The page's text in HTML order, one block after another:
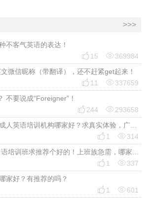
>>>
不客气英语的表达！
 15 369984
微信昵称（带翻译），还不赶紧get起来！
 11 337659
不要说成“Foreigner”！
 244 293658
想给职场充电，郑州的成人英语培训机构哪家好？求真实体验，广告勿扰，感谢！
 1 314
2026年在线商务英语口语培训班求推荐个好的！上班族急需，哪家好？
 1 337
家好？有推荐的吗？
 1 601